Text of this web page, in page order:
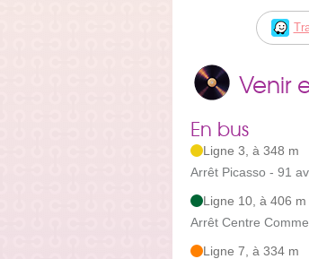
Venir
En bus
Ligne 3, à 348 m
Arrêt Picasso - 91
Ligne 10, à 406 m
Arrêt Centre
Ligne 7, à 334 m